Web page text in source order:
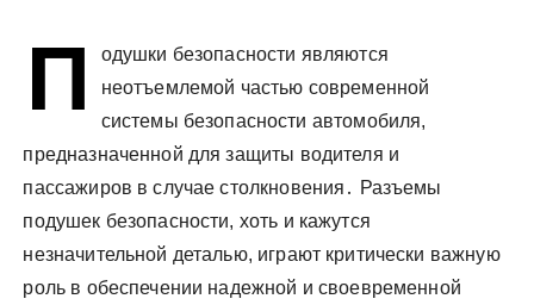
П
одушки безопасности являются
неотъемлемой частью современной
системы безопасности автомобиля,
предназначенной для защиты водителя и
пассажиров в случае столкновения․ Разъемы
подушек безопасности, хоть и кажутся
незначительной деталью, играют критически важную
роль в обеспечении надежной и своевременной